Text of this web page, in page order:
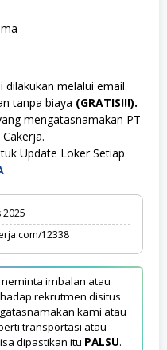
dilakukan melalui email.
tanpa biaya (GRATIS!!!).
mengatasnamakan PT
Update Loker Setiap
2025
12338
imbalan atau
rekrutmen disitus
kami atau
transportasi atau
dipastikan itu PALSU.